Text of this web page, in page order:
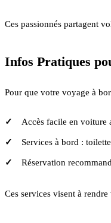
Ces passionnés partagent
Infos Pratiques
Pour que votre voyage à
Accès facile en voiture
Services à bord :
Réservation
Ces services visent à